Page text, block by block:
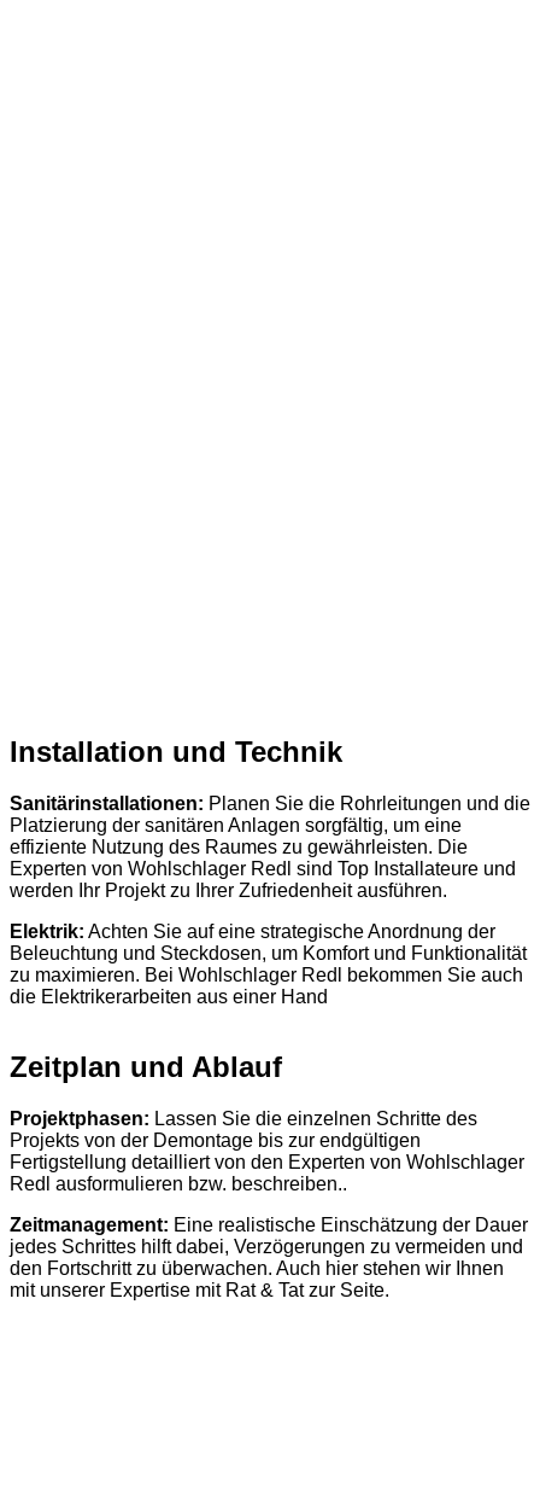
Installation und Technik
Sanitärinstallationen: Planen Sie die Rohrleitungen und die
Platzierung der sanitären Anlagen sorgfältig, um eine
effiziente Nutzung des Raumes zu gewährleisten. Die
Experten von Wohlschlager Redl sind Top Installateure und
werden Ihr Projekt zu Ihrer Zufriedenheit ausführen.
Elektrik: Achten Sie auf eine strategische Anordnung der
Beleuchtung und Steckdosen, um Komfort und Funktionalität
zu maximieren. Bei Wohlschlager Redl bekommen Sie auch
die Elektrikerarbeiten aus einer Hand
Zeitplan und Ablauf
Projektphasen: Lassen Sie die einzelnen Schritte des
Projekts von der Demontage bis zur endgültigen
Fertigstellung detailliert von den Experten von Wohlschlager
Redl ausformulieren bzw. beschreiben..
Zeitmanagement: Eine realistische Einschätzung der Dauer
jedes Schrittes hilft dabei, Verzögerungen zu vermeiden und
den Fortschritt zu überwachen. Auch hier stehen wir Ihnen
mit unserer Expertise mit Rat & Tat zur Seite.